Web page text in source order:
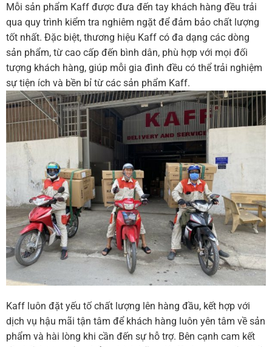
Mỗi sản phẩm Kaff được đưa đến tay khách hàng đều trải
qua quy trình kiểm tra nghiêm ngặt để đảm bảo chất lượng
tốt nhất. Đặc biệt, thương hiệu Kaff có đa dạng các dòng
sản phẩm, từ cao cấp đến bình dân, phù hợp với mọi đối
tượng khách hàng, giúp mỗi gia đình đều có thể trải nghiệm
sự tiện ích và bền bỉ từ các sản phẩm Kaff.
Kaff luôn đặt yếu tố chất lượng lên hàng đầu, kết hợp với
dịch vụ hậu mãi tận tâm để khách hàng luôn yên tâm về sản
phẩm và hài lòng khi cần đến sự hỗ trợ. Bên cạnh cam kết